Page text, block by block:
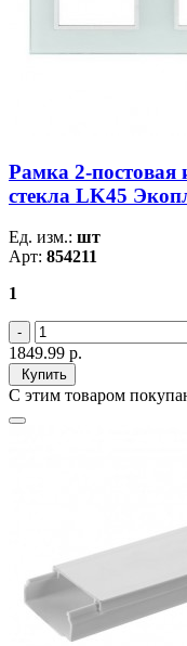
Рамка 2-постовая
стекла LK45
Ед. изм.: шт
Арт: 854211
1
1849.99 р.
Купить
С этим товаром